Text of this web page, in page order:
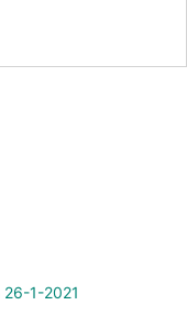
1-2021